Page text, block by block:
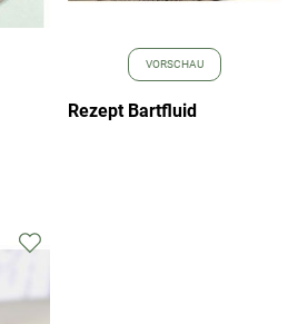
VORSCHAU
Rezept Bartfluid
Zur